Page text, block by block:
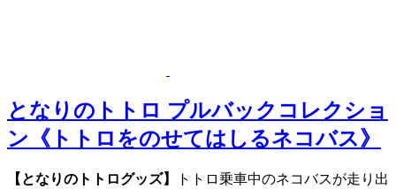
となりのトトロ プルバックコレクショ
ン《トトロをのせてはしるネコバス》
【となりのトトログッズ】 トトロ乗車中のネコバスが走り出